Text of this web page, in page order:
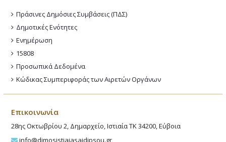
Πράσινες Δημόσιες Συμβάσεις (ΠΔΣ)
Δημοτικές Ενότητες
Ενημέρωση
15808
Προσωπικά Δεδομένα
Κώδικας Συμπεριφοράς των Αιρετών Οργάνων
Επικοινωνία
28ης Οκτωβρίου 2, Δημαρχείο, Ιστιαία ΤΚ 34200, Εύβοια
info@dimosistiaiasaidipsou.gr